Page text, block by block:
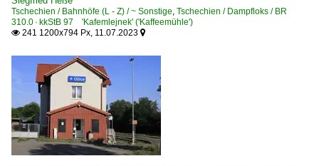
Eigen- und Umbauten
Schmalspurbahnen
JHMD Jindrichoharadecke Mistri Drahy
Zastávka u Brna - Zbýšov | MPZ
Sonstiges
Kurioses
Tschechien / Bahnhöfe (L - Z) / ~ Sonstige, Tschechien / Dampfloks / BR
310.0 · kkStB 97 'Kafemlejnek' ('Kaffeemühle')
 241 1200x794 Px, 11.07.2023 